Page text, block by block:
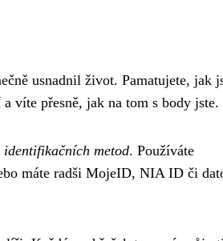
usnadnil život. Pamatujete, jak
víte přesně, jak na tom s body jste.
identifikačních metod. Používáte
máte radši MojeID, NIA ID či